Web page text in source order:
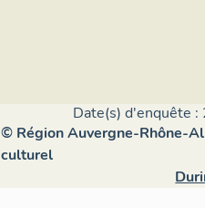
Date(s) d'enquête
© Région Auvergne-Rhône-
culturel